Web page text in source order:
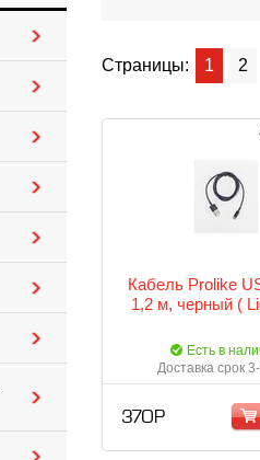
Страницы: 1 2
Кабель Prolike
1,2 м, черный (
Есть в
Доставка срок
370 Р